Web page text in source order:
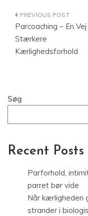
Parcoaching – En
Stærkere
Kærlighedsforhold
Søg
Recent Posts
Parforhold,
parret bør vide
Når kærligheden
strander i